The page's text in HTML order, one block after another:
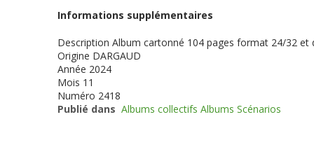
Informations supplémentaires
Description Album cartonné 104 pages format 24/32 et
Origine DARGAUD
Année 2024
Mois 11
Numéro 2418
Publié dans Albums collectifs Albums Scénarios